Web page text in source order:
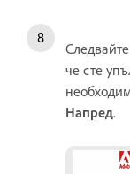
че сте
Напред.